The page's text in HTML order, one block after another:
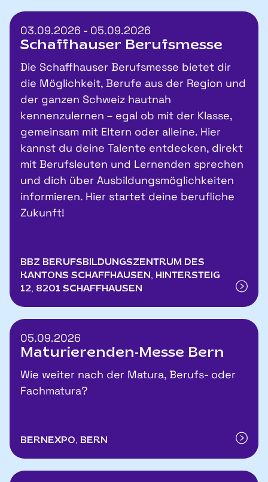
03.09.2026 - 05.09.2026
Schaffhauser Berufsmesse
Die Schaffhauser Berufsmesse bietet dir
die Möglichkeit, Berufe aus der Region und
der ganzen Schweiz hautnah
kennenzulernen – egal ob mit der Klasse,
gemeinsam mit Eltern oder alleine. Hier
kannst du deine Talente entdecken, direkt
mit Berufsleuten und Lernenden sprechen
und dich über Ausbildungsmöglichkeiten
informieren. Hier startet deine berufliche
Zukunft!
BBZ BERUFSBILDUNGSZENTRUM DES
KANTONS SCHAFFHAUSEN, HINTERSTEIG
12, 8201 SCHAFFHAUSEN
05.09.2026
Maturierenden-Messe Bern
Wie weiter nach der Matura, Berufs- oder
Fachmatura?
BERNEXPO, BERN